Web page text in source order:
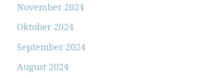
November 2024
Oktober 2024
September 2024
August 2024